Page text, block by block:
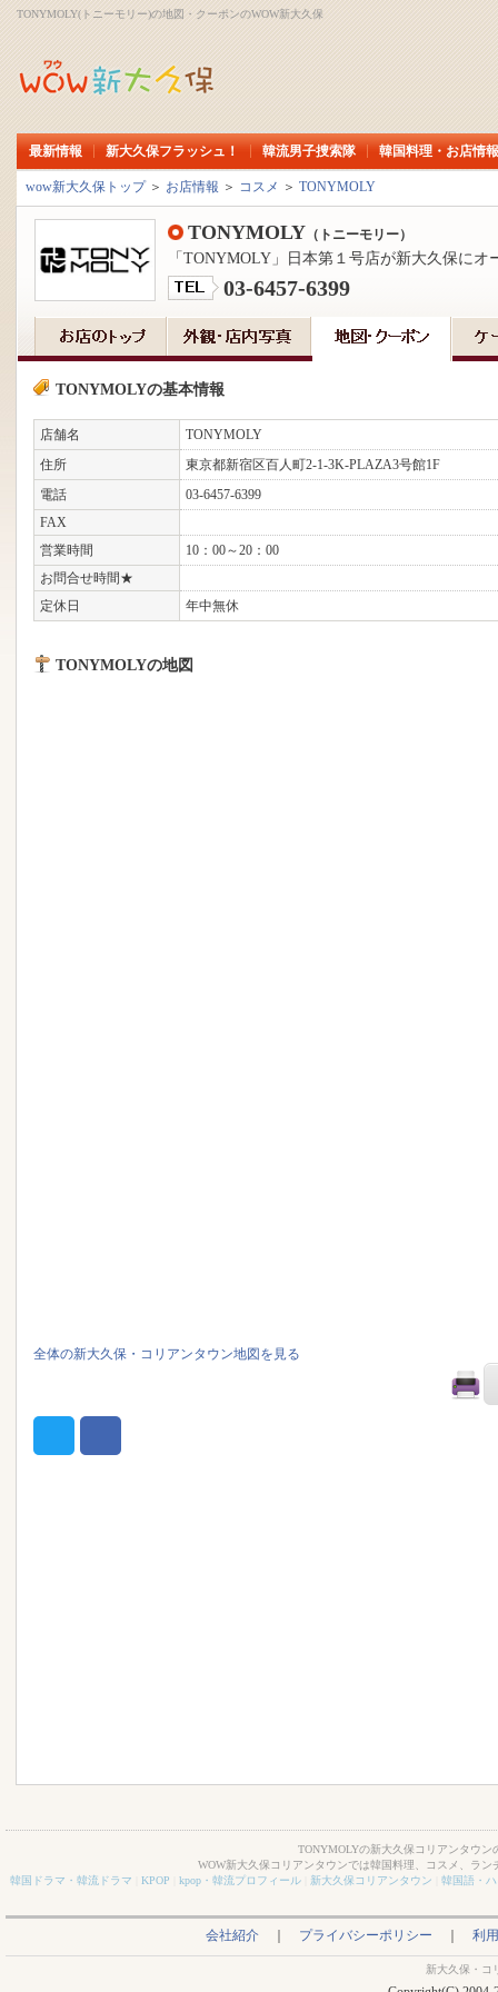
TONYMOLY(トニーモリー)の地図・クーポンのWOW新大久保
最新情報 新大久保フラッシュ！ 韓流男子捜索隊 韓国料理・お店情報
wow新大久保トップ＞ お店情報 ＞ コスメ ＞ TONYMOLY
TONYMOLY （トニーモリー）
「TONYMOLY」日本第１号店が新大久保にオ
03-6457-6399
TONYMOLYの基本情報
店舗名
TONYMOLY
住所
東京都新宿区百人町2-1-3K-PLAZA3号館1F
電話
03-6457-6399
FAX
営業時間
10：00～20：00
お問合せ時間★
定休日
年中無休
TONYMOLYの地図
全体の新大久保・コリアンタウン地図を見る
TONYMOLYの新大久保コリアンタウ
WOW新大久保コリアンタウンでは韓国料理、コスメ、ラ
韓国ドラマ・韓流ドラマ
KPOP kpop・韓流プロフィール 新大久保コリアンタウン 韓国語・
会社紹介 プライバシーポリシー 利
新大久保・コ